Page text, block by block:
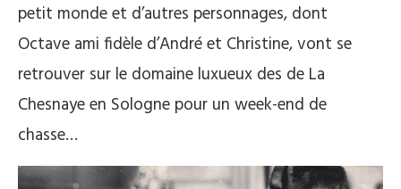
petit monde et d’autres personnages, dont
Octave ami fidèle d’André et Christine, vont se
retrouver sur le domaine luxueux des de La
Chesnaye en Sologne pour un week-end de
chasse…